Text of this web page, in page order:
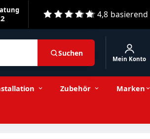
4,8
Suchen
Mein Konto
Zubehör Marken
−
Stückzahl +